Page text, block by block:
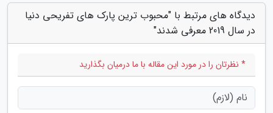
دیدگاه های مرتبط با "محبوب ترین پارک های تفریحی دنیا
در سال 2019 معرفی شدند"
* نظرتان را در مورد این مقاله با ما درمیان بگذارید